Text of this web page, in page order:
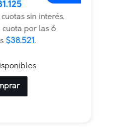
sin interés.
cuota por las 6
$38.521.